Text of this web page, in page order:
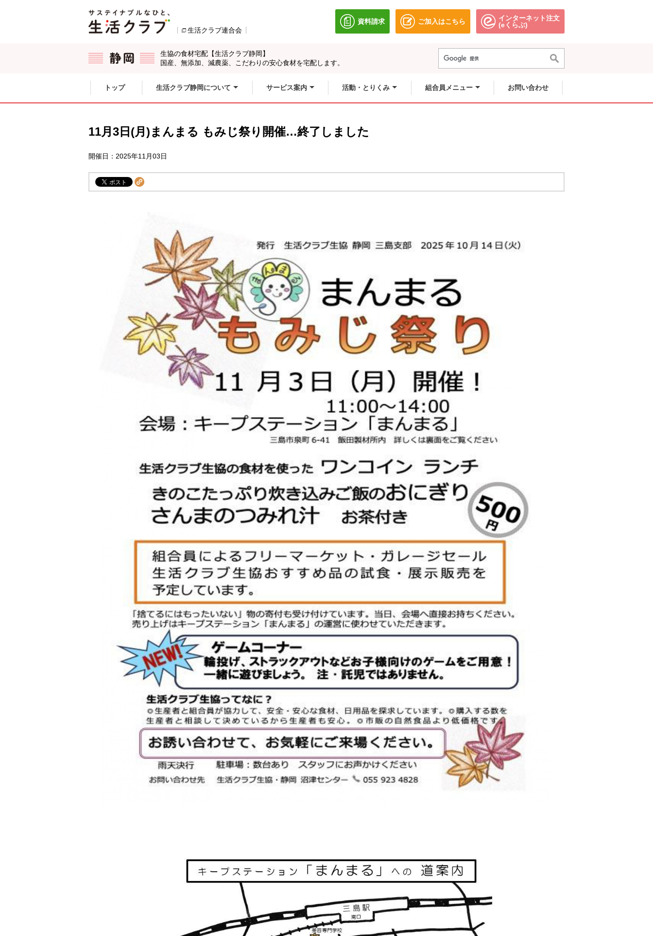
生活クラブ連合会
資料請求
別のウィンドウで開きます。
ご加入はこちら
別のウィンドウで開きます。
インターネット注文
(eくらぶ)別のウィンドウで開きます。
生協の食材宅配【生活クラブ静岡】
国産、無添加、減農薬、こだわりの安心食材を宅配します。
ここからサイト内共通メニューです。
サイト内共通メニューをスキップする
トップ 生活クラブ静岡について サービス案内 活動・とりくみ 組合員メニュー お問い合わせ
11月3日(月)まんまる もみじ祭り開催…終了しました
開催日：2025年11月03日